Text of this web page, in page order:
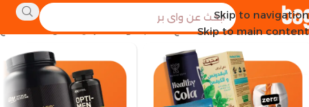
Skip to navigation
Skip to main content
الرئيسية عدد وحدات المنتج 90 كبسوله عرض ⁦6⁩ من كل النتائج